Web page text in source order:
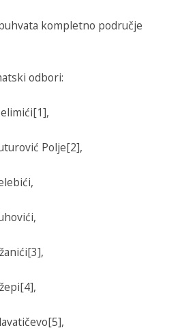
kompletno područje
odbori:
Polje[2],